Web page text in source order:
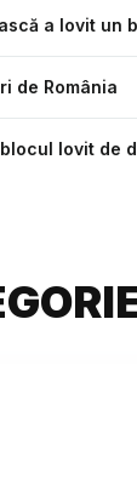
a lovit un
de România
lovit de